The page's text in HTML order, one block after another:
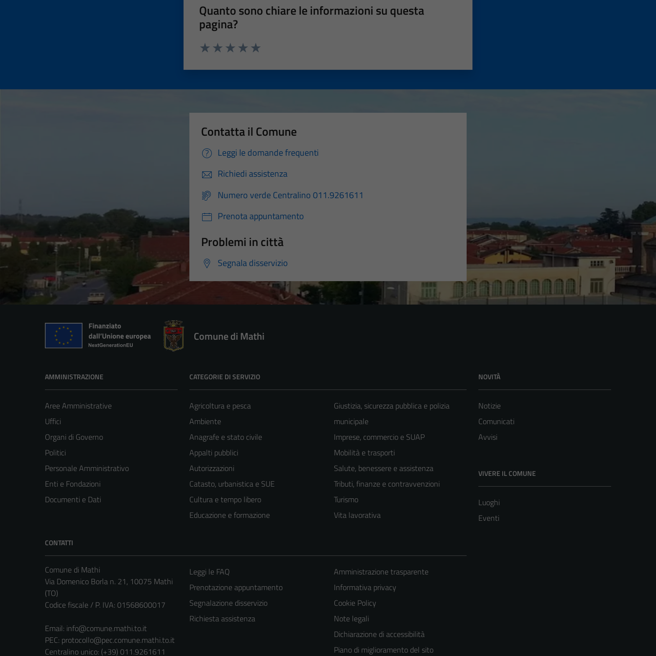
Quanto sono chiare le informazioni su questa
pagina?
Contatta il Comune
Leggi le domande frequenti
Richiedi assistenza
Numero verde Centralino 011.9261611
Prenota appuntamento
Problemi in città
Segnala disservizio
Comune di Mathi
AMMINISTRAZIONE
Aree Amministrative
Uffici
Organi di Governo
Politici
Personale Amministrativo
Enti e Fondazioni
Documenti e Dati
CATEGORIE DI SERVIZIO
Agricoltura e pesca
Ambiente
Anagrafe e stato civile
Appalti pubblici
Autorizzazioni
Catasto, urbanistica e SUE
Cultura e tempo libero
Educazione e formazione
Giustizia, sicurezza pubblica e polizia
municipale
Imprese, commercio e SUAP
Mobilità e trasporti
Salute, benessere e assistenza
Tributi, finanze e contravvenzioni
Turismo
Vita lavorativa
NOVITÀ
Notizie
Comunicati
Avvisi
VIVERE IL COMUNE
Luoghi
Eventi
CONTATTI
Comune di Mathi
Via Domenico Borla n. 21, 10075 Mathi
(TO)
Codice fiscale / P. IVA: 01568600017
Email: info@comune.mathi.to.it
PEC: protocollo@pec.comune.mathi.to.it
Centralino unico: (+39) 011.9261611
Leggi le FAQ
Prenotazione appuntamento
Segnalazione disservizio
Richiesta assistenza
Amministrazione trasparente
Informativa privacy
Cookie Policy
Note legali
Dichiarazione di accessibilità
Piano di miglioramento del sito